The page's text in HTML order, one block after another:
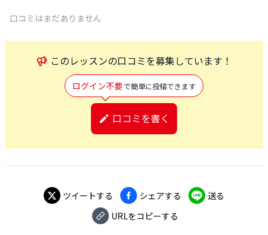
口コミはまだありません
このレッスンの口コミを募集しています！
ログイン不要で簡単に投稿できます
口コミを書く
ツイートする シェアする
送る
URLをコピーする